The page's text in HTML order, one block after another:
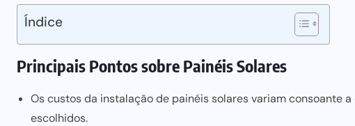
Índice
Principais Pontos sobre Painéis Solares
Os custos da instalação de painéis solares variam consoante
escolhidos.